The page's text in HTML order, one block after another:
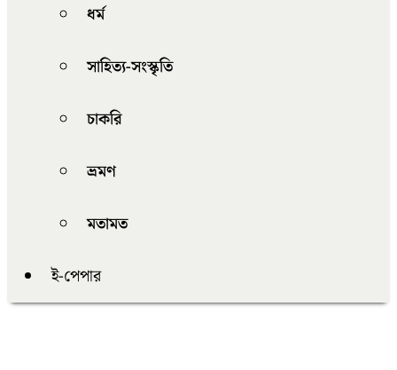
ধর্ম
সাহিত্য-সংস্কৃতি
চাকরি
ভ্রমণ
মতামত
ই-পেপার